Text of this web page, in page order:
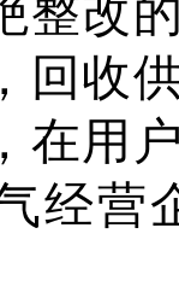
整改
回收
在用
经营